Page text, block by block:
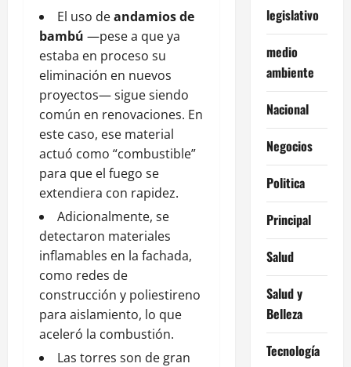
El uso deandamios de
bambú —pese a que ya
estaba en proceso su
eliminación en nuevos
proyectos— sigue siendo
común en renovaciones. En
este caso, ese material
actuó como “combustible”
para que el fuego se
extendiera con rapidez.
Adicionalmente, se
detectaron materiales
inflamables en la fachada,
como redes de
construcción y poliestireno
para aislamiento, lo que
aceleró la combustión.
Las torres son de gran
legislativo
medio
ambiente
Nacional
Negocios
Politica
Principal
Salud
Salud y
Belleza
Tecnología